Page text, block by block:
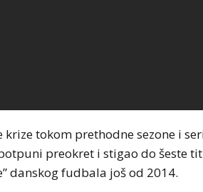
krize tokom prethodne sezone i
preokret i stigao do šeste
danskog fudbala još od 2014.